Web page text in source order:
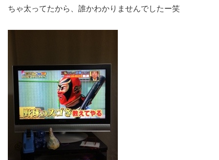
ちゃ太ってたから、誰かわかりませんでしたー笑